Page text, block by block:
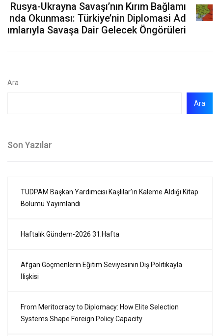
Rusya-Ukrayna Savaşı’nın Kırım Bağlamı
nda Okunması: Türkiye’nin Diplomasi Ad
ımlarıyla Savaşa Dair Gelecek Öngörüleri
Ara
Ara
Son Yazılar
TUDPAM Başkan Yardımcısı Kaşlılar’ın Kaleme Aldığı Kitap
Bölümü Yayımlandı
Haftalık Gündem-2026 31.Hafta
Afgan Göçmenlerin Eğitim Seviyesinin Dış Politikayla
İlişkisi
From Meritocracy to Diplomacy: How Elite Selection
Systems Shape Foreign Policy Capacity